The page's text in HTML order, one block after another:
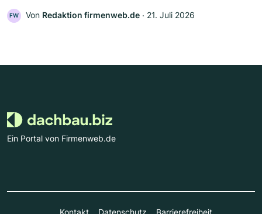
FW Von Redaktion firmenweb.de ‧ 21. Juli 2026
Ein Portal von Firmenweb.de